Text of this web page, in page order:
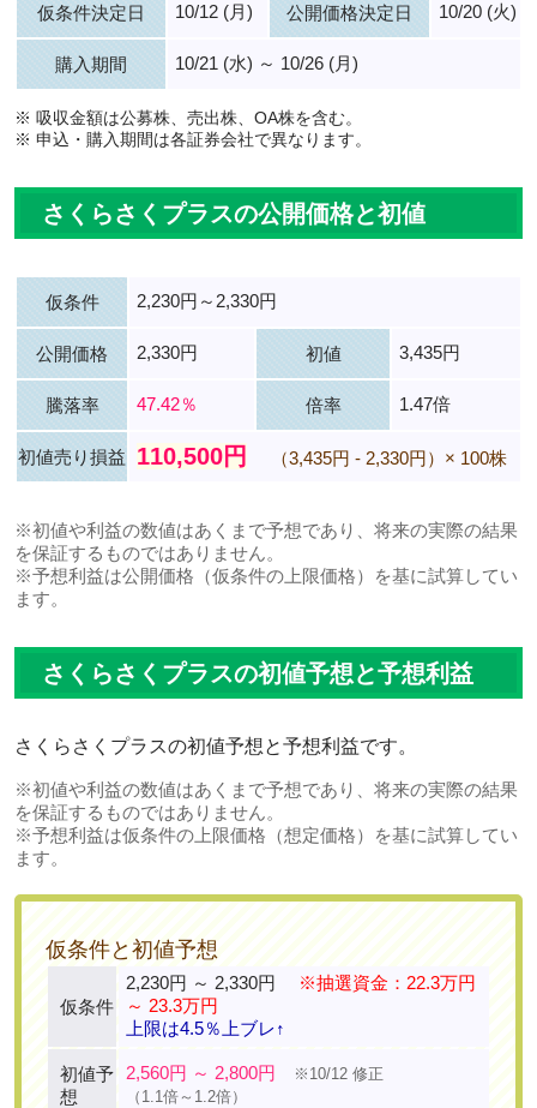
仮条件決定日 10/12 (月) 公開価格決定日 10/20 (火)
購入期間 10/21 (水) ～ 10/26 (月)
※ 吸収金額は公募株、売出株、OA株を含む。
※ 申込・購入期間は各証券会社で異なります。
さくらさくプラスの公開価格と初値
仮条件 2,230円～2,330円
公開価格 2,330円 初値 3,435円
騰落率 47.42％ 倍率 1.47倍
初値売り損益 110,500円 （3,435円 - 2,330円）× 100株
※初値や利益の数値はあくまで予想であり、将来の実際の結果
を保証するものではありません。
※予想利益は公開価格（仮条件の上限価格）を基に試算してい
ます。
さくらさくプラスの初値予想と予想利益
さくらさくプラスの初値予想と予想利益です。
※初値や利益の数値はあくまで予想であり、将来の実際の結果
を保証するものではありません。
※予想利益は仮条件の上限価格（想定価格）を基に試算してい
ます。
仮条件と初値予想
仮条件
2,230円 ～ 2,330円
※抽選資金：22.3万円
～ 23.3万円
上限は4.5％上ブレ↑
初値予
想
2,560円 ～ 2,800円
※10/12 修正
（1.1倍～1.2倍）